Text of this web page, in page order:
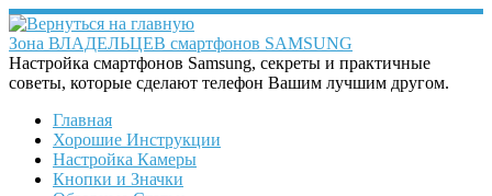
Перейти
к
содержимому
Зона ВЛАДЕЛЬЦЕВ смартфонов SAMSUNG
Настройка смартфонов Samsung, секреты и практичные
советы, которые сделают телефон Вашим лучшим другом.
Главная
Хорошие Инструкции
Настройка Камеры
Кнопки и Значки